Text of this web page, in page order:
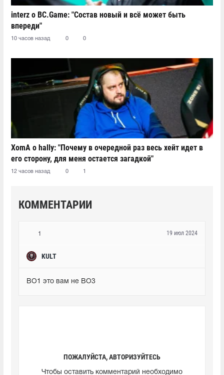
interz о BC.Game: "Состав новый и всё может быть
впереди"
10 часов назад 0 0
XomA о hally: "Почему в очередной раз весь хейт идет в
его сторону, для меня остается загадкой"
12 часов назад 0 1
КОММЕНТАРИИ
1
KULT
19 июл 2024
BO1 это вам не BO3
ПОЖАЛУЙСТА, АВТОРИЗУЙТЕСЬ
Чтобы оставить комментарий необходимо